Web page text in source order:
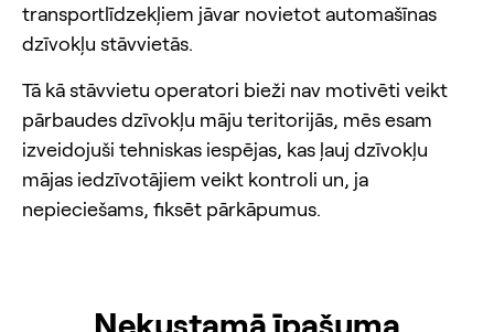
transportlīdzekļiem jāvar novietot automašīnas
dzīvokļu stāvvietās.
Tā kā stāvvietu operatori bieži nav motivēti veikt
pārbaudes dzīvokļu māju teritorijās, mēs esam
izveidojuši tehniskas iespējas, kas ļauj dzīvokļu
mājas iedzīvotājiem veikt kontroli un, ja
nepieciešams, fiksēt pārkāpumus.
Nekustamā īpašuma